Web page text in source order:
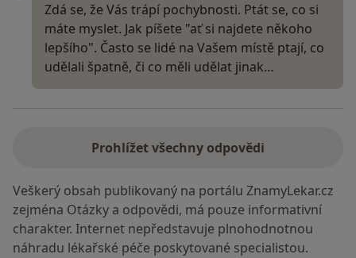
Zdá se, že Vás trápí pochybnosti. Ptát se, co si
máte myslet. Jak píšete "ať si najdete někoho
lepšího". Často se lidé na Vašem místě ptají, co
udělali špatně, či co měli udělat jinak…
Prohlížet všechny odpovědi
Veškerý obsah publikovaný na portálu ZnamyLekar.cz
zejména Otázky a odpovědi, má pouze informativní
charakter. Internet nepředstavuje plnohodnotnou
náhradu lékařské péče poskytované specialistou.